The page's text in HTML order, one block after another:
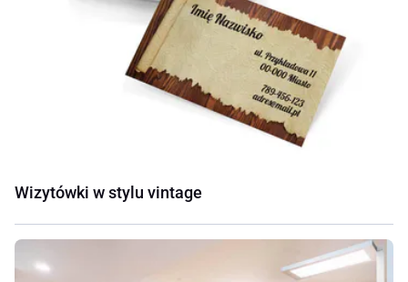
Wizytówki w stylu vintage